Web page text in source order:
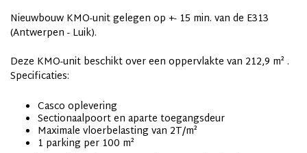
Nieuwbouw KMO-unit gelegen op +- 15 min. van de E313
(Antwerpen - Luik).
Deze KMO-unit beschikt over een oppervlakte van 212,9 m² .
Specificaties:
Casco oplevering
Sectionaalpoort en aparte toegangsdeur
Maximale vloerbelasting van 2T/m²
1 parking per 100 m²